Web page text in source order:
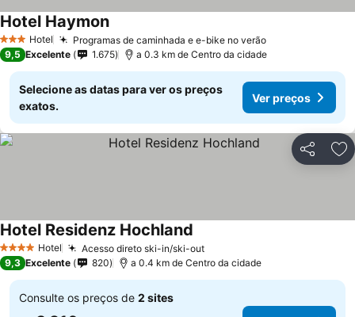
3 EstrelasHotel Programas de caminhada e e-bike no verãoVer preços
Hotel HaymonVer preços
9,5 Excelente 1.675 a 0.3 km de Centro da cidade
Selecione as datas para ver os preços
exatos.
Ver preços
Partilhar
4 EstrelasHotel Acesso direto ski-in/ski-outVer preços
Hotel Residenz Hochland
9,3 Excelente 820 a 0.4 km de Centro da cidade
Consulte os preços de 2 sites